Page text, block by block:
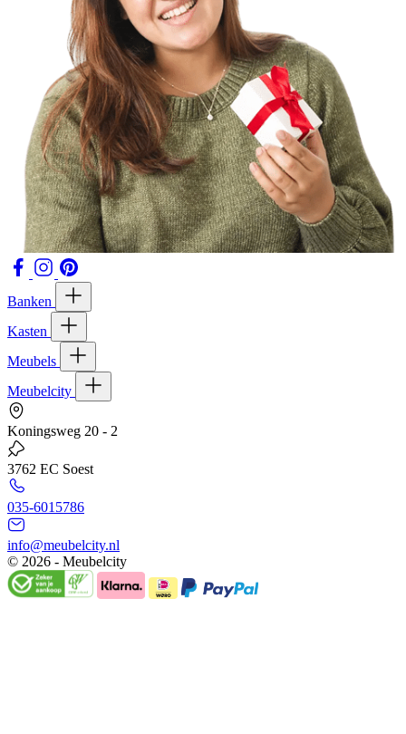
Banken
Kasten
Meubels
Meubelcity
Koningsweg 20 - 2
3762 EC Soest
035-6015786
info@meubelcity.nl
© 2026 - Meubelcity